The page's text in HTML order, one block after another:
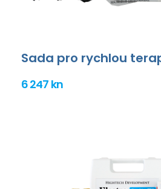
Sada pro rychlou
6 247 kn